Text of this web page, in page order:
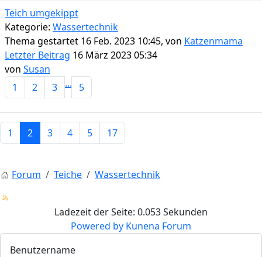
Teich umgekippt
Kategorie: Wassertechnik
Thema gestartet 16 Feb. 2023 10:45, von Katzenmama
Letzter Beitrag 16 März 2023 05:34
von Susan
1
2 3 ... 5
1 2 3 4 5 17
Forum Teiche Wassertechnik
Ladezeit der Seite: 0.053 Sekunden
Powered by Kunena Forum
Benutzername